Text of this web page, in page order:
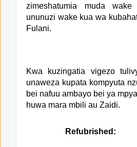
zimeshatumia muda
ununuzi wake kua wa
Fulani.
Kwa kuzingatia vigezo
unaweza kupata kompyuta
bei nafuu ambayo bei ya
huwa mara mbili au Zaidi.
Refubrished: